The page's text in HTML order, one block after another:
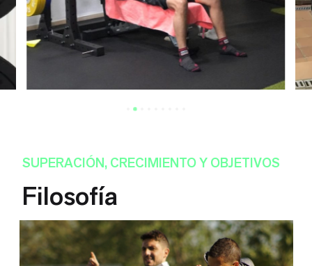
SUPERACIÓN, CRECIMIENTO Y OBJETIVOS
Filosofía